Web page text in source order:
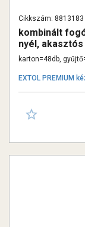
Cikkszám: 8813183
kombinált
nyél,
karton=48db,
EXTOL PREMIUM